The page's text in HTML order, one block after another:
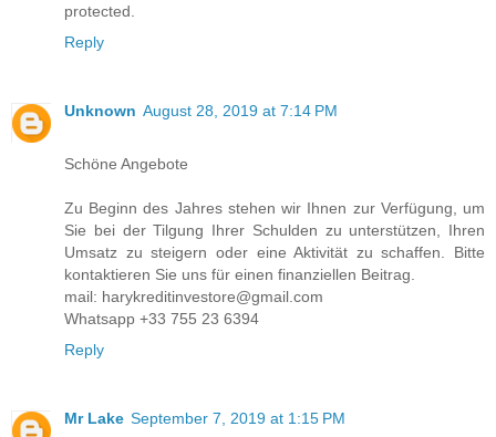
protected.
Reply
Unknown August 28, 2019 at 7:14 PM
Schöne Angebote
Zu Beginn des Jahres stehen wir Ihnen zur Verfügung, um
Sie bei der Tilgung Ihrer Schulden zu unterstützen, Ihren
Umsatz zu steigern oder eine Aktivität zu schaffen. Bitte
kontaktieren Sie uns für einen finanziellen Beitrag.
mail: harykreditinvestore@gmail.com
Whatsapp +33 755 23 6394
Reply
Mr Lake September 7, 2019 at 1:15 PM